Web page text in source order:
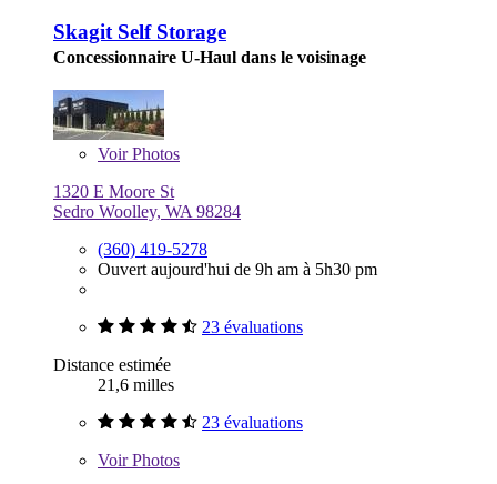
Skagit Self Storage
Concessionnaire U-Haul dans le voisinage
VoirPhotos
1320 E Moore St
Sedro Woolley, WA 98284
(360) 419-5278
Ouvert aujourd'hui de 9h am à 5h30 pm
23 évaluations
Distance estimée
21,6 milles
23 évaluations
VoirPhotos